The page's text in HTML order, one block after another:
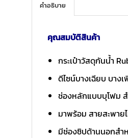
คำอธิบาย
คุณสมบัติสินค้า
กระเป๋าวัสดุกันน้ำ
ดีไซน์บางเฉียบ บาง
ช่องหลักแบบบุโฟม
มาพร้อม สายสะพาย
มีช่องซิปด้านนอกสำ